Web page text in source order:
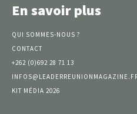
En savoir plus
QUI SOMMES-NOUS ?
CONTACT
+262 (0)692 28 71 13
KIT MÉDIA 2026